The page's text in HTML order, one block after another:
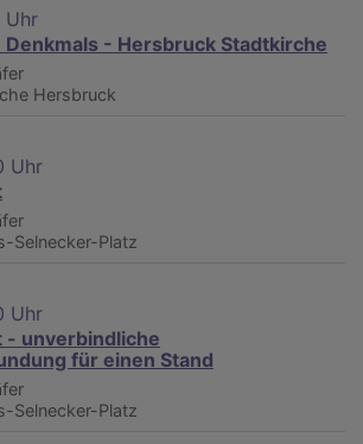
Uhr
- Hersbruck Stadtkirche
Hersbruck
Uhr
Selnecker-Platz
Uhr
unverbindliche
für einen Stand
Selnecker-Platz